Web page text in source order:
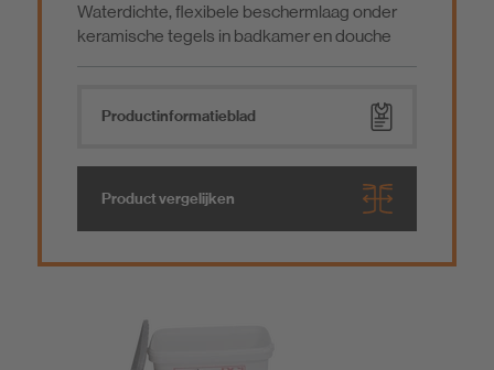
Primers/voorbehandeling
Voegkitten en toebehoren
Uitvlakken en afwerken van wanden/plafonds
Waterdichte, flexibele beschermlaag onder
keramische tegels in badkamer en douche
Product­informatieblad
Product vergelijken